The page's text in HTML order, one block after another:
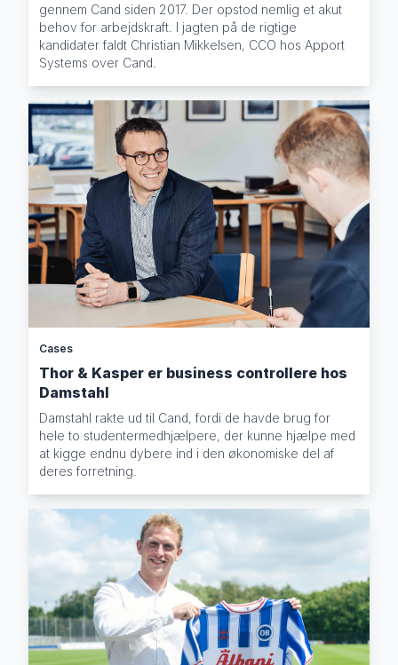
gennem Cand siden 2017. Der opstod nemlig et akut
behov for arbejdskraft. I jagten på de rigtige
kandidater faldt Christian Mikkelsen, CCO hos Apport
Systems over Cand.
Cases
Thor & Kasper er business controllere hos
Damstahl
Damstahl rakte ud til Cand, fordi de havde brug for
hele to studentermedhjælpere, der kunne hjælpe med
at kigge endnu dybere ind i den økonomiske del af
deres forretning.